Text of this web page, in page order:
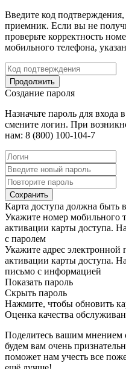
Введите код
приемник. Если вы не
проверьте корректность
мобильного телефона,
Продолжить
Создание пароля
Назначьте пароль для
смените логин. При
нам: 8 (800) 100-104-7
Сохранить
Карта доступа должна быть
Укажите номер мобильного
активации карты доступа.
с паролем
Укажите адрес
активации карты доступа.
письмо с информацией
Показать пароль
Скрыть пароль
Нажмите, чтобы обновить
Оценка качества
Поделитесь вашим мнением
будем вам очень
поможет нам учесть все